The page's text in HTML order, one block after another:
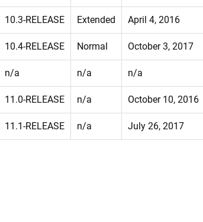
10.3-RELEASE Extended April 4, 2016
10.4-RELEASE Normal October 3, 2017
n/a n/a n/a
11.0-RELEASE n/a October 10, 2016
11.1-RELEASE n/a July 26, 2017